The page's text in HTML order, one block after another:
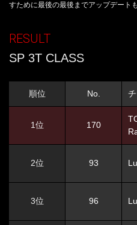
すために最後の最後までアップデート
RESULT
SP 3T CLASS
順位 No.
1位 170
2位 93
3位 96